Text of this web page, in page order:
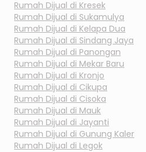
Rumah Dijual di Kresek
Rumah Dijual di Sukamulya
Rumah Dijual di Kelapa Dua
Rumah Dijual di Sindang Jaya
Rumah Dijual di Panongan
Rumah Dijual di Mekar Baru
Rumah Dijual di Kronjo
Rumah Dijual di Cikupa
Rumah Dijual di Cisoka
Rumah Dijual di Mauk
Rumah Dijual di Jayanti
Rumah Dijual di Gunung Kaler
Rumah Dijual di Legok